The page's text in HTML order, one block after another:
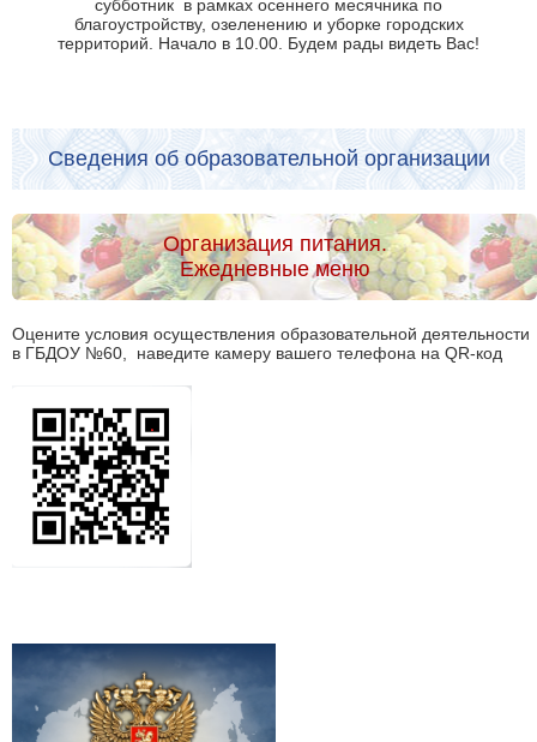
субботник в рамках осеннего месячника по
благоустройству, озеленению и уборке городских
территорий. Начало в 10.00. Будем рады видеть Вас!
Сведения об образовательной организации
Организация питания.
Ежедневные меню
Оцените условия осуществления образовательной деятельности
в ГБДОУ №60, наведите камеру вашего телефона на QR-код